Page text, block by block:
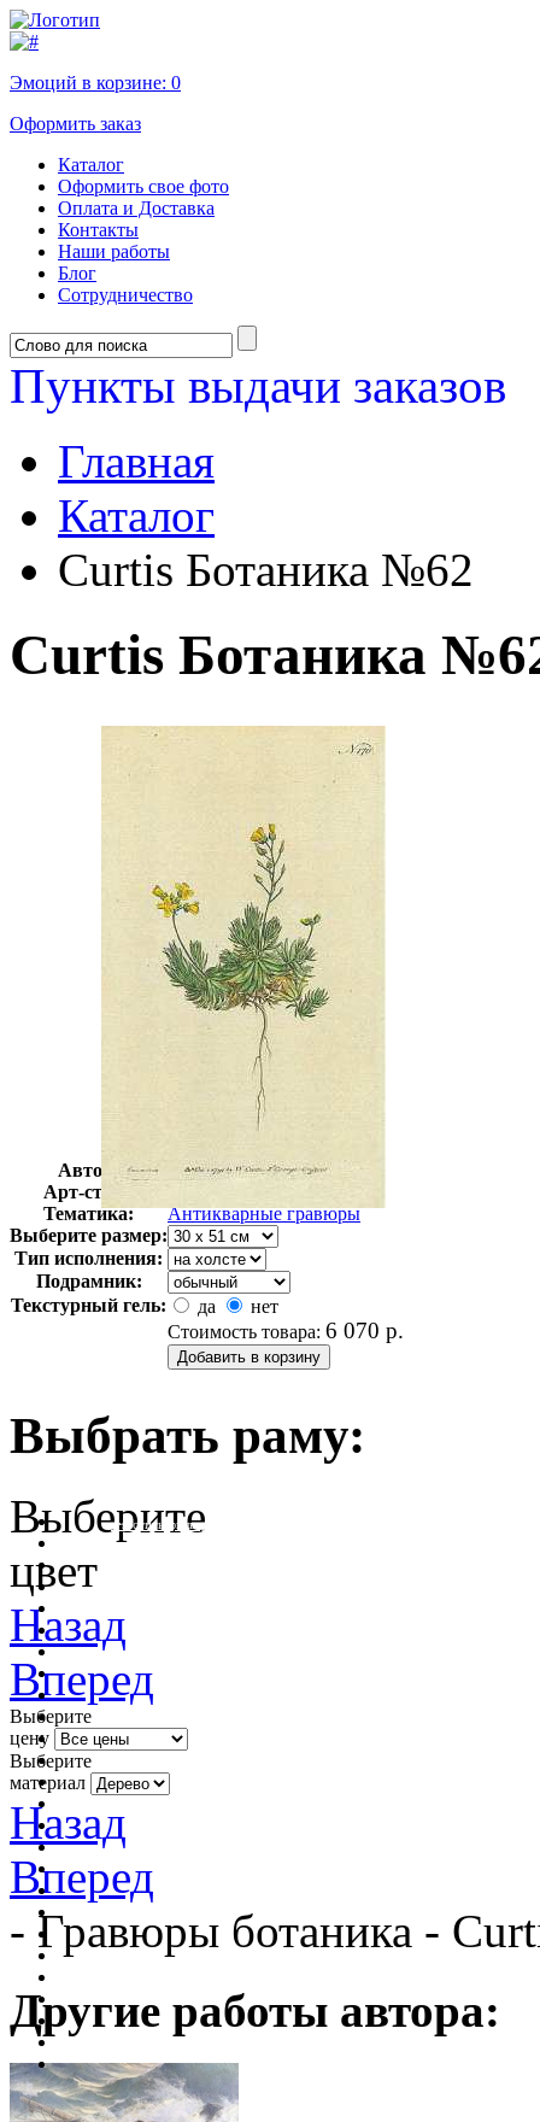
Эмоций в корзине: 0
Оформить заказ
Каталог
Оформить свое фото
Оплата и Доставка
Контакты
Наши работы
Блог
Сотрудничество
Пункты выдачи заказов
Главная
Каталог
Curtis Ботаника №62
Curtis Ботаника
Автор:
Неизвестно
Арт-стиль
Тематика:
Антикварные гравюры
Выберите размер:
Тип исполнения:
Подрамник:
Текстурный гель:
да
нет
Стоимость товара: 6 070 р.
Выбрать раму:
очистить фильтр цвета
Выберите
цвет
Назад
Вперед
Выберите
цену
Выберите
материал
Назад
Вперед
- Гравюры ботаника -
Другие работы автора: